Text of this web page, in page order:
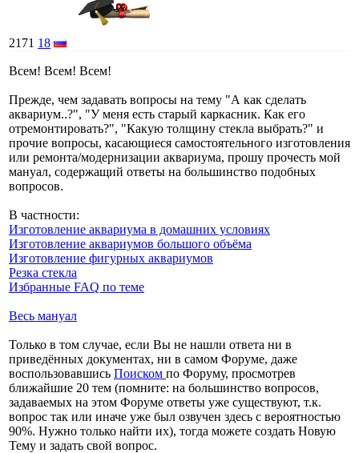
2171 18
Всем! Всем! Всем!
Прежде, чем задавать вопросы на тему "А как сделать
аквариум..?", "У меня есть старый каркасник. Как его
отремонтировать?", "Какую толщину стекла выбрать?" и
прочие вопросы, касающиеся самостоятельного изготовления
или ремонта/модернизации аквариума, прошу прочесть мой
мануал, содержащий ответы на большинство подобных
вопросов.
В частности:
Изготовление аквариума в домашних условиях
Изготовление аквариумов большого объёма
Изготовление фигурных аквариумов
Резка стекла
Избранные FAQ по теме
Весь мануал
Только в том случае, если Вы не нашли ответа ни в
приведённых документах, ни в самом Форуме, даже
воспользовавшись Поиском по Форуму, просмотрев
ближайшие 20 тем (помните: на большинство вопросов,
задаваемых на этом Форуме ответы уже существуют, т.к.
вопрос так или иначе уже был озвучен здесь с вероятностью
90%. Нужно только найти их), тогда можете создать Новую
Тему и задать свой вопрос.